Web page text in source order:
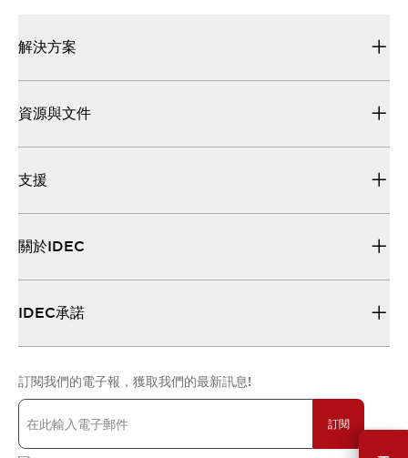
解決方案
資源與文件
支援
關於IDEC
IDEC承諾
訂閱我們的電子報，獲取我們的最新訊息!
訂閱